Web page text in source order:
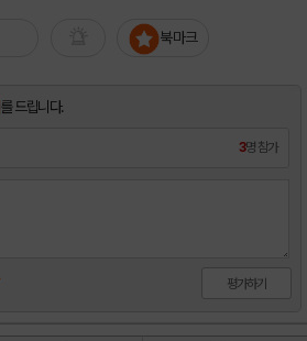
북마크
를 드립니다.
3명 참가
평가하기